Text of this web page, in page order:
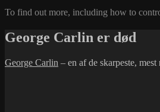
To find out more, including how to
George Carlin er død
George Carlin – en af de skarpeste,